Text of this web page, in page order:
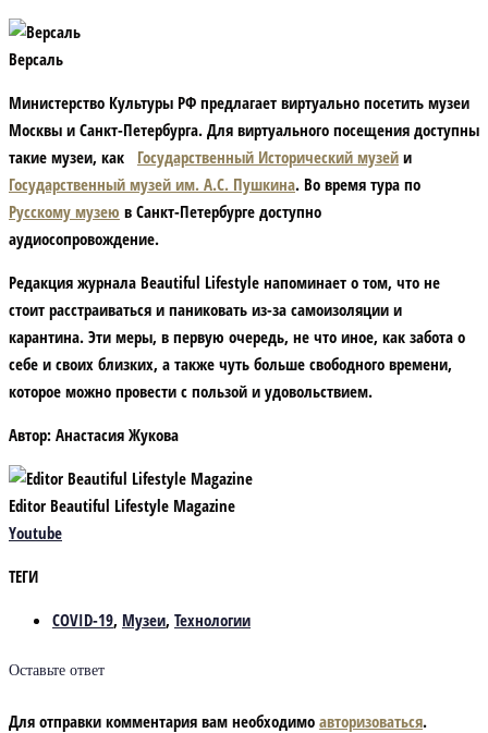
Версаль
Министерство Культуры РФ предлагает виртуально посетить музеи
Москвы и Санкт-Петербурга. Для виртуального посещения доступны
такие музеи, как Государственный Исторический музей и
Государственный музей им. А.С. Пушкина. Во время тура по
Русскому музею в Санкт-Петербурге доступно
аудиосопровождение.
Редакция журнала Beautiful Lifestyle напоминает о том, что не
стоит расстраиваться и паниковать из-за самоизоляции и
карантина. Эти меры, в первую очередь, не что иное, как забота о
себе и своих близких, а также чуть больше свободного времени,
которое можно провести с пользой и удовольствием.
Автор: Анастасия Жукова
Editor Beautiful Lifestyle Magazine
Youtube
ТЕГИ
COVID-19, Музеи, Технологии
Оставьте ответ
Для отправки комментария вам необходимо авторизоваться.